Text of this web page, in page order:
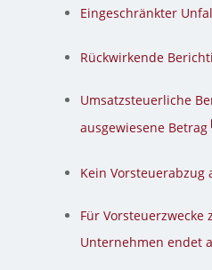
Eingeschränkter
Rückwirkende
Umsatzsteuerliche
ausgewiesene Betrag
Kein Vorsteuerabzug
Für
Unternehmen endet